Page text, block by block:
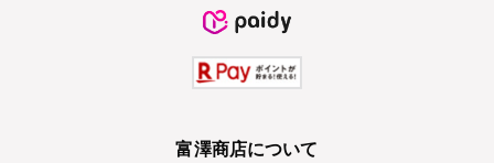
富澤商店について